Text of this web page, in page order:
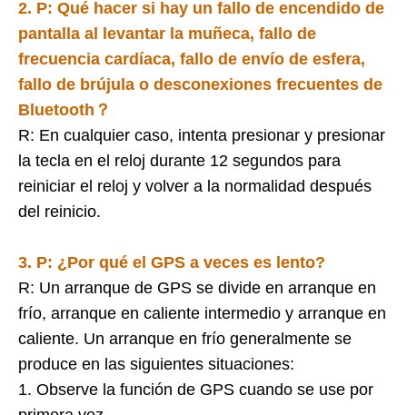
2. P: Qué hacer si hay un fallo de encendido de
pantalla al levantar la muñeca, fallo de
frecuencia cardíaca, fallo de envío de esfera,
fallo de brújula o desconexiones frecuentes de
Bluetooth？
R: En cualquier caso, intenta presionar y presionar
la tecla en el reloj durante 12 segundos para
reiniciar el reloj y volver a la normalidad después
del reinicio.
3. P: ¿Por qué el GPS a veces es lento?
R: Un arranque de GPS se divide en arranque en
frío, arranque en caliente intermedio y arranque en
caliente. Un arranque en frío generalmente se
produce en las siguientes situaciones:
1. Observe la función de GPS cuando se use por